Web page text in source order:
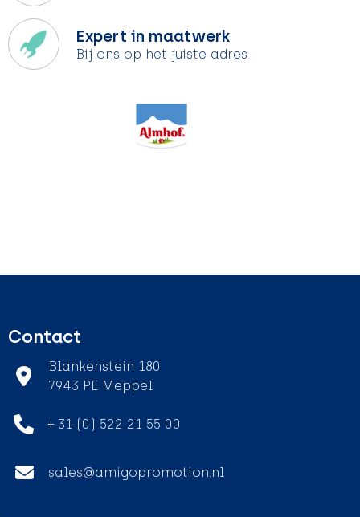
Expert in maatwerk
Bij ons op het juiste adres
Contact
Blankenstein 180
7943 PE Meppel
+ 31 (0) 522 21 55 00
sales@amigopromotion.nl